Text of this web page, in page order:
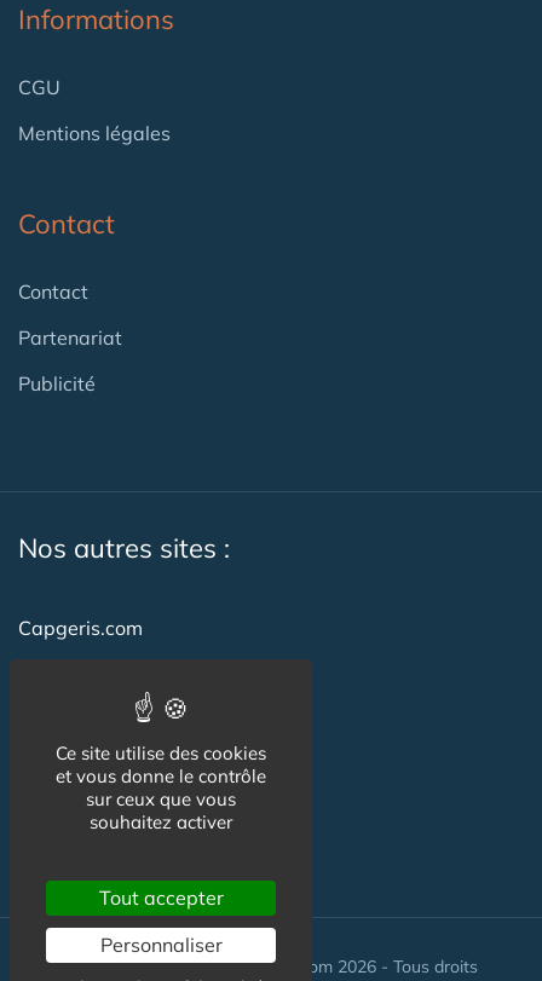
Informations
CGU
Mentions légales
Contact
Contact
Partenariat
Publicité
Nos autres sites :
Capgeris.com
Emploi-formation-sante.com
Seniorissimmo.com
Creche-et-naissance.com
© Maisons-et-poles-de-sante.com 2026 - Tous droits
Ce site utilise des cookies
et vous donne le contrôle
sur ceux que vous
souhaitez activer
Tout accepter
Personnaliser